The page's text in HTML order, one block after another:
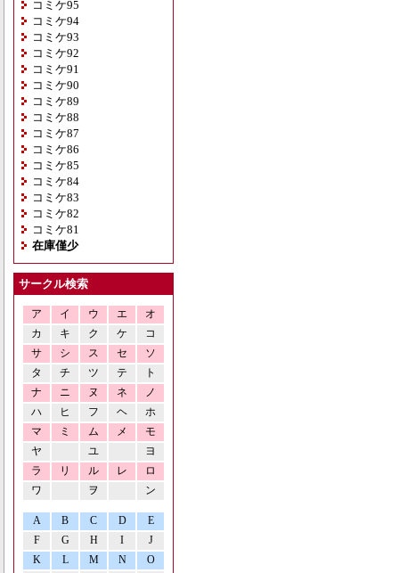
コミケ95
コミケ94
コミケ93
コミケ92
コミケ91
コミケ90
コミケ89
コミケ88
コミケ87
コミケ86
コミケ85
コミケ84
コミケ83
コミケ82
コミケ81
在庫僅少
サークル検索
ア イ ウ エ
オ
カ
キ ク ケ
コ
サ
シ ス セ
ソ
タ
チ ツ テ
ト
ナ
ニ ヌ ネ
ノ
ハ
ヒ フ ヘ
ホ
マ
ミ ム メ
モ
ヤ
ユ
ヨ
ラ
リ ル レ
ロ
ワ
ヲ ン
A B C D
E
F
G H I
J
K
L M N O